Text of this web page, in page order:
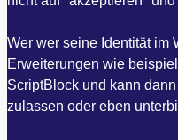
Wer wer seine Identität im
Erweiterungen wie
ScriptBlock und kann
zulassen oder eben